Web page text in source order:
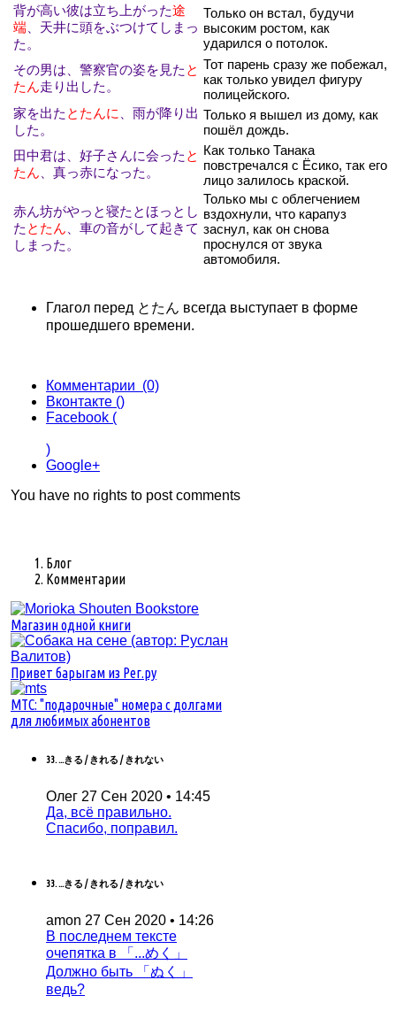
背が高い彼は立ち上がった途
端 、天井に頭をぶつけてしまっ
た。
Только он встал, будучи
высоким ростом, как
ударился о потолок.
その男は、警察官の姿を見た と
たん走り出した。
Тот парень сразу же побежал,
как только увидел фигуру
полицейского.
家を出た とたんに
、雨が降り出
した。
Только я вышел из дому, как
пошёл дождь.
田中君は、好子さんに会った と
たん 、真っ赤になった。
Как только Танака
повстречался с Ёсико, так его
лицо залилось краской.
赤ん坊がやっと寝たとほっとし
た とたん 、車の音がして起きて
しまった。
Только мы с облегчением
вздохнули, что карапуз
заснул, как он снова
проснулся от звука
автомобиля.
Глагол перед とたん всегда выступает в форме
прошедшего времени.
Комментарии (0)
Вконтакте ()
Facebook (
)
Google+
You have no rights to post comments
Блог
Комментарии
Магазин одной книги
Привет барыгам из Рег.ру
MTC: "подарочные" номера с долгами
для любимых абонентов
33. ...きる / きれる / きれない
Олег 27 Сен 2020 • 14:45
Да, всё правильно.
Спасибо, поправил.
33. ...きる / きれる / きれない
amon 27 Сен 2020 • 14:26
В последнем тексте
очепятка в 「...めく」
Должно быть 「ぬく」
ведь?